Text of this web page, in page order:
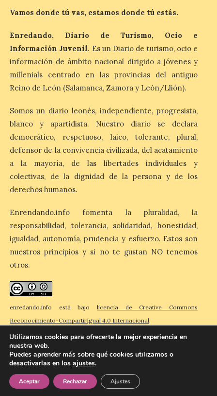
programación para
disfrutar el eclipse total
7 Ago 2026
Durante los días 1 y 2 de
agosto, tanto el público
infantil como el adulto
planetario que se instaló
en el polideportivo municipal, con pases
de mañana dedicados preferentemente al
público infantil y, el resto del […]
Más de 200.000 jóvenes
nacidos en 2008 ya han
solicitado el Bono Cultural
mes de vigencia
7 Ago 2026
Las personas que hayan
https://bonoculturajoven.gob.es/ hasta el
31 de octubre. Desde este año, los 400
euros del Bono pueden utilizarse tanto
para consumir productos culturales como
Vamos donde tú vas, estamos donde tú estás.
Enredando, Diario de Turismo, Ocio e
Información Juvenil. Es un Diario de turismo, ocio e
información de ámbito nacional dirigido a jóvenes y
millenials centrado en las provincias del antiguo
Reino de León (Salamanca, Zamora y León/Llión).
Somos un diario leonés, independiente, progresista,
blanco y apartidista. Nuestro diario se declara
democrático, respetuoso, laico, tolerante, plural,
defensor de la convivencia civilizada, del acatamiento
a la mayoría, de las libertades individuales y
colectivas, de la dignidad de la persona y de los
derechos humanos.
Enrendando.info fomenta la pluralidad, la
responsabilidad, tolerancia, solidaridad, honestidad,
igualdad, autonomía, prudencia y esfuerzo. Estos son
nuestros principios y si no te gustan NO tenemos
otros.
enredando.info está bajo licencia de Creative Commons
Reconocimiento-CompartirIgual 4.0 Internacional.
© 2026 Enredando Política de privacidad
Utilizamos cookies para ofrecerte la mejor experiencia en
nuestra web.
Puedes aprender más sobre qué cookies utilizamos o
desactivarlas en los ajustes.
Aceptar Rechazar Ajustes